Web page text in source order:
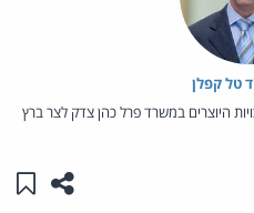
טל קפלן
היוצרים במשרד פרל כהן צדק לצר ברץ
שתפו